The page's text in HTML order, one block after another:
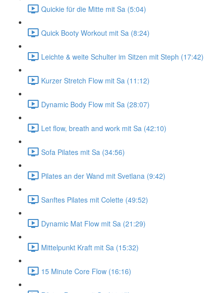
Quickie für die Mitte mit Sa (5:04)
Quick Booty Workout mit Sa (8:24)
Leichte & weite Schulter im Sitzen mit Steph (17:42)
Kurzer Stretch Flow mit Sa (11:12)
Dynamic Body Flow mit Sa (28:07)
Let flow, breath and work mit Sa (42:10)
Sofa Pilates mit Sa (34:56)
Pilates an der Wand mit Svetlana (9:42)
Sanftes Pilates mit Colette (49:52)
Dynamic Mat Flow mit Sa (21:29)
Mittelpunkt Kraft mit Sa (15:32)
15 Minute Core Flow (16:16)